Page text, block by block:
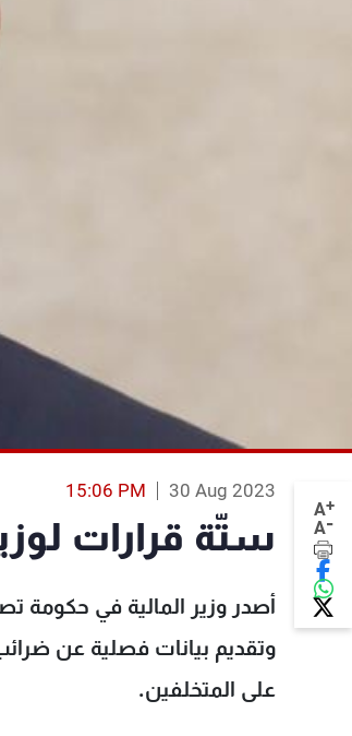
A+
A-
30 Aug 2023
15:06 PM
ستّة قرارات
أصدر وزير المالية في حكومة
وتقديم بيانات فصلية عن
على المتخلفين.